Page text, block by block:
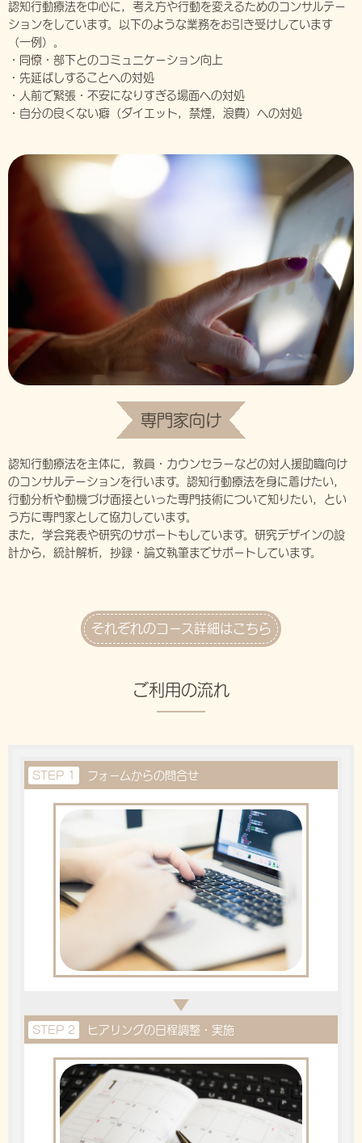
認知行動療法を中心に，考え方や行動を変えるためのコンサルテー
ションをしています。以下のような業務をお引き受けしています
（一例）。
・同僚・部下とのコミュニケーション向上
・先延ばしすることへの対処
・人前で緊張・不安になりすぎる場面への対処
・自分の良くない癖（ダイエット，禁煙，浪費）への対処
専門家向け
認知行動療法を主体に，教員・カウンセラーなどの対人援助職向け
のコンサルテーションを行います。認知行動療法を身に着けたい，
行動分析や動機づけ面接といった専門技術について知りたい，とい
う方に専門家として協力しています。
また，学会発表や研究のサポートもしています。研究デザインの設
計から，統計解析，抄録・論文執筆までサポートしています。
それぞれのコース詳細はこちら
ご利用の流れ
STEP 1 フォームからの問合せ
STEP 2 ヒアリングの日程調整・実施